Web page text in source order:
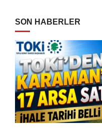
SON HABERLER